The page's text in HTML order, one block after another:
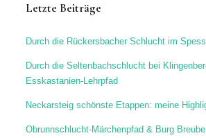
Letzte Beiträge
Durch die Rückersbacher Schlucht im
Durch die Seltenbachschlucht bei
Esskastanien-Lehrpfad
Neckarsteig schönste Etappen: meine
Obrunnschlucht-Märchenpfad & Burg